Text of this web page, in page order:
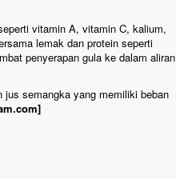
vitamin A, vitamin C, kalium,
lemak dan protein seperti
penyerapan gula ke dalam aliran
jus semangka yang memiliki beban